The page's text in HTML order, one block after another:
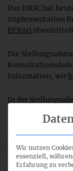
Das DRSC hat
implementation
EFRAG
Die
Information, wir
In der
dass IFRS 15
verständlicher
Allgemeinen gut
Auffassung, dass
fünfstufige
Informationen
Wir nutzen
essenziell,
Erfahrung zu